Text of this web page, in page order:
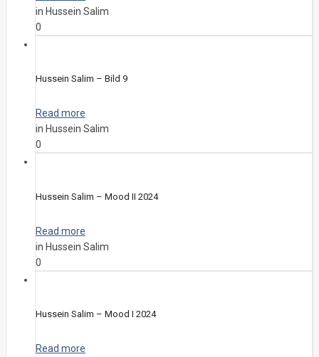
in Hussein Salim
0
Hussein Salim – Bild 9
Read more
in Hussein Salim
0
Hussein Salim – Mood II 2024
Read more
in Hussein Salim
0
Hussein Salim – Mood I 2024
Read more